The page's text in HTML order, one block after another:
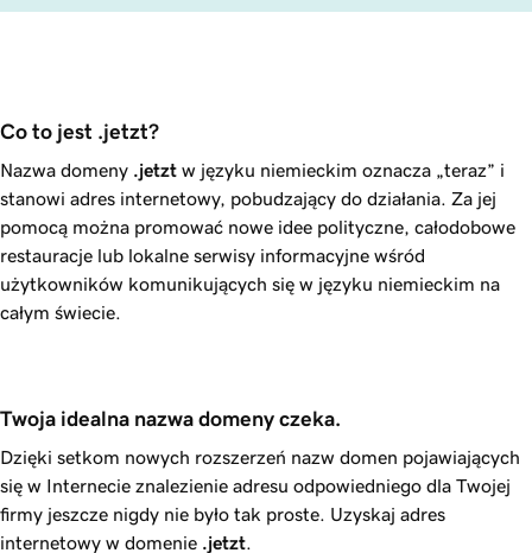
Co to jest .jetzt?
Nazwa domeny .jetzt w języku niemieckim oznacza „teraz” i
stanowi adres internetowy, pobudzający do działania. Za jej
pomocą można promować nowe idee polityczne, całodobowe
restauracje lub lokalne serwisy informacyjne wśród
użytkowników komunikujących się w języku niemieckim na
całym świecie.
Twoja idealna nazwa domeny czeka.
Dzięki setkom nowych rozszerzeń nazw domen pojawiających
się w Internecie znalezienie adresu odpowiedniego dla Twojej
firmy jeszcze nigdy nie było tak proste. Uzyskaj adres
internetowy w domenie .jetzt